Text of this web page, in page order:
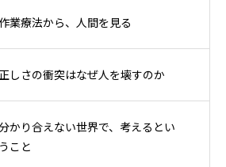
作業療法から、人間を見る
正しさの衝突はなぜ人を壊すのか
かり合えない世界で、考えるとい
うこと